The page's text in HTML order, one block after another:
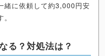
緒に依頼して約3,000円安
る？対処法は？